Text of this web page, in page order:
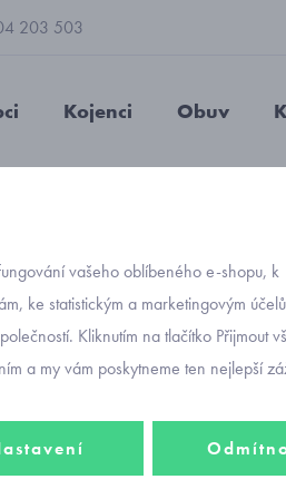
203 503
Kojenci Obuv
Objednávací
2812-
667
vašeho oblíbeného e-shopu, k
ke statistickým a marketingovým
Kliknutím na tlačítko Přijmout
a my vám poskytneme ten nejlepší